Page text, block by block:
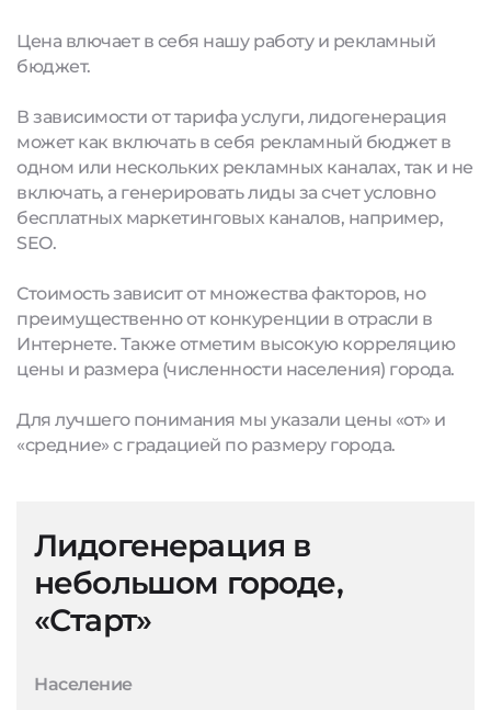
Цена влючает в себя нашу работу и рекламный
бюджет.
В зависимости от тарифа услуги, лидогенерация
может как включать в себя рекламный бюджет в
одном или нескольких рекламных каналах, так и не
включать, а генерировать лиды за счет условно
бесплатных маркетинговых каналов, например,
SEO.
Стоимость зависит от множества факторов, но
преимущественно от конкуренции в отрасли в
Интернете. Также отметим высокую корреляцию
цены и размера (численности населения) города.
Для лучшего понимания мы указали цены «от» и
«средние» с градацией по размеру города.
Лидогенерация в
небольшом городе,
«Старт»
Население